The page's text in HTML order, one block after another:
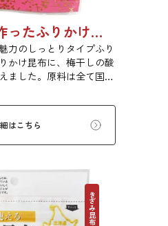
昆布屋さんが作ったふりかけ昆布梅しそ 25g 単品 5袋セット 20袋セット 6834
力のしっとりタイプふり
かけ昆布に、梅干しの酸
ました。原料は全て国内
山県紀州産を使用してい
と風味にこだわりまし
はこちら
きざみ昆布